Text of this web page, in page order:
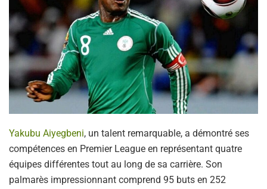
Yakubu Aiyegbeni, un talent remarquable, a démontré ses
compétences en Premier League en représentant quatre
équipes différentes tout au long de sa carrière. Son
palmarès impressionnant comprend 95 buts en 252